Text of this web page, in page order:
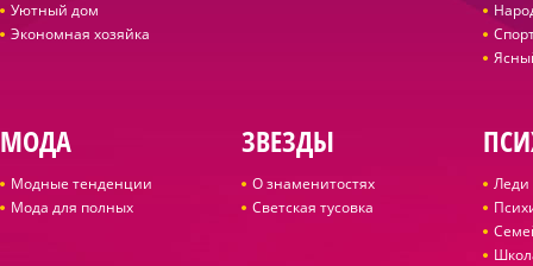
Уютный дом
Экономная хозяйка
МОДА
Модные тенденции
Мода для полных
ЗВЕЗДЫ
О знаменитостях
Светская тусовка
Леди